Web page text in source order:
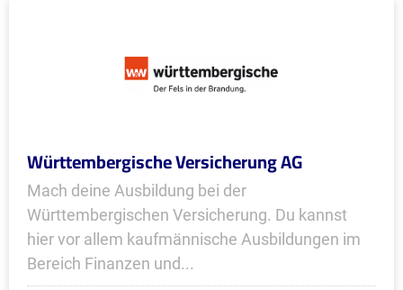
Württembergische Versicherung AG
Mach deine Ausbildung bei der
Württembergischen Versicherung. Du kannst
hier vor allem kaufmännische Ausbildungen im
Bereich Finanzen und...